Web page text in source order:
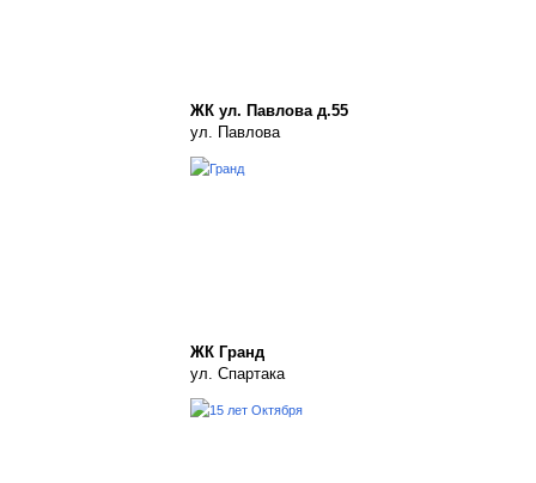
ЖК ул. Павлова д.55
ул. Павлова
ЖК Гранд
ул. Спартака